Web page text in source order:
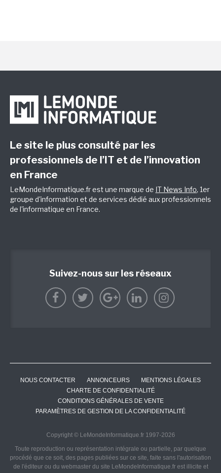
Le site le plus consulté par les
professionnels de l’IT et de l’innovation
en France
LeMondeInformatique.fr est une marque de IT News Info, 1er
groupe d'information et de services dédié aux professionnels
de l'informatique en France.
Suivez-nous sur les réseaux
NOUS CONTACTER ANNONCEURS
MENTIONS LÉGALES
CHARTE DE CONFIDENTIALITÉ
CONDITIONS GÉNÉRALES DE VENTE
PARAMÈTRES DE GESTION DE LA CONFIDENTIALITÉ
Copyright © LeMondeInformatique.fr 1997-2026
Toute reproduction ou représentation intégrale ou partielle, par quelque
procédé que ce soit, des pages publiées sur ce site, faite sans l'autorisation
de l'éditeur ou du webmaster du site LeMondeInformatique.fr est illicite et